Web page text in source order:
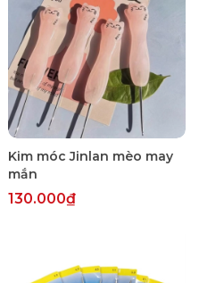
Kim móc Jinlan mèo may
mắn
130.000₫